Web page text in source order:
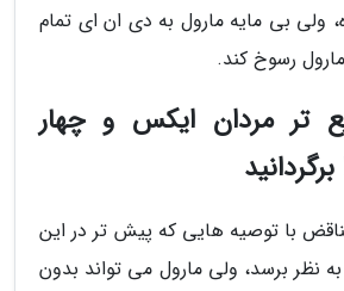
ولی بی مایه مارول به دی ان ای تمام
رسوخ کند.
تر مردان ایکس و چهار
با توصیه هایی که پیش تر در این
نظر برسد، ولی مارول می تواند بدون